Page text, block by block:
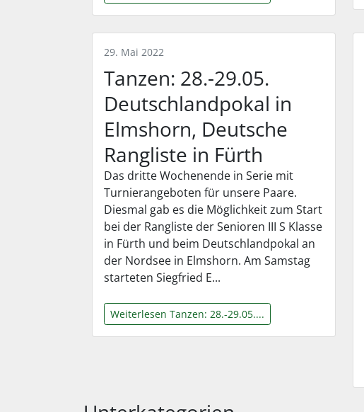
29. Mai 2022
Tanzen: 28.-29.05.
Deutschlandpokal in
Elmshorn, Deutsche
Rangliste in Fürth
Das dritte Wochenende in Serie mit
Turnierangeboten für unsere Paare.
Diesmal gab es die Möglichkeit zum Start
bei der Rangliste der Senioren III S Klasse
in Fürth und beim Deutschlandpokal an
der Nordsee in Elmshorn. Am Samstag
starteten Siegfried E...
Weiterlesen Tanzen: 28.-29.05....